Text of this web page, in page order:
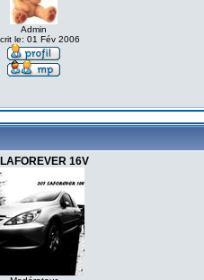
Admin
le: 01 Fév 2006
16V